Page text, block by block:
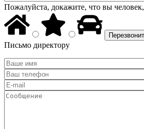
Пожалуйста, докажите, что вы
Письмо директору